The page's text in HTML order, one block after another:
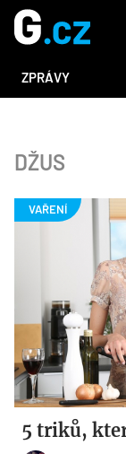
ZPRÁVY
DŽUS
5 triků,